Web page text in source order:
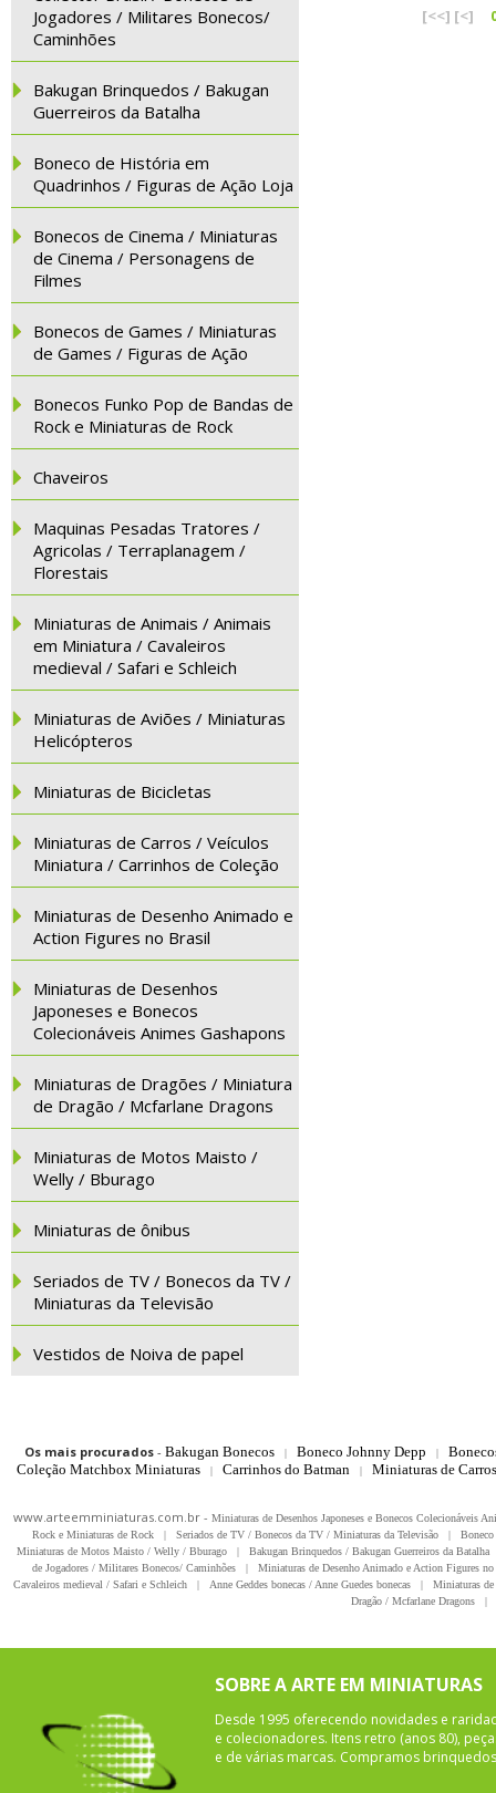
Jogadores / Militares Bonecos/
Caminhões
Bakugan Brinquedos / Bakugan
Guerreiros da Batalha
Boneco de História em
Quadrinhos / Figuras de Ação Loja
Bonecos de Cinema / Miniaturas
de Cinema / Personagens de
Filmes
Bonecos de Games / Miniaturas
de Games / Figuras de Ação
Bonecos Funko Pop de Bandas de
Rock e Miniaturas de Rock
Chaveiros
Maquinas Pesadas Tratores /
Agricolas / Terraplanagem /
Florestais
Miniaturas de Animais / Animais
em Miniatura / Cavaleiros
medieval / Safari e Schleich
Miniaturas de Aviões / Miniaturas
Helicópteros
Miniaturas de Bicicletas
Miniaturas de Carros / Veículos
Miniatura / Carrinhos de Coleção
Miniaturas de Desenho Animado e
Action Figures no Brasil
Miniaturas de Desenhos
Japoneses e Bonecos
Colecionáveis Animes Gashapons
Miniaturas de Dragões / Miniatura
de Dragão / Mcfarlane Dragons
Miniaturas de Motos Maisto /
Welly / Bburago
Miniaturas de ônibus
Seriados de TV / Bonecos da TV /
Miniaturas da Televisão
Vestidos de Noiva de papel
[<<] [<]
Os mais procurados- Bakugan Bonecos | Boneco Johnny Depp |
Coleção Matchbox Miniaturas
| Carrinhos do Batman | Miniaturas de
www.arteemminiaturas.com.br - Miniaturas de Desenhos Japoneses e Bonecos Colecionáveis
Rock e Miniaturas de Rock
| Seriados de TV / Bonecos da TV / Miniaturas da Televisão |
Miniaturas de Motos Maisto / Welly / Bburago
| Bakugan Brinquedos / Bakugan Guerreiros da Batalha
de Jogadores / Militares Bonecos/ Caminhões
|
Miniaturas de Desenho Animado e Action Figures
Cavaleiros medieval / Safari e Schleich
| Anne Geddes bonecas / Anne Guedes bonecas |
Miniaturas
Dragão / Mcfarlane Dragons
|
SOBRE A ARTE EM MINIATURAS
Desde 1995 oferecendo novidades e
e colecionadores. Itens retro (anos 80),
e de várias marcas. Compramos